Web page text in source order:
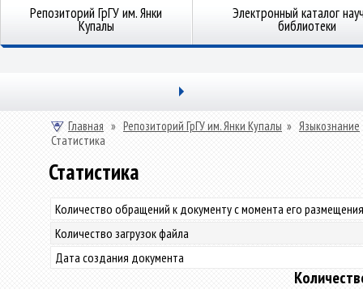
Репозиторий ГрГУ им. Янки
Купалы
Электронный каталог
библиотеки
Главная » Репозиторий ГрГУ им. Янки Купалы » Языкознание
Статистика
Статистика
Количество обращений к документу с момента его
Количество загрузок файла
Дата создания документа